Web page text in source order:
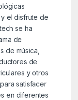
el disfrute de
se ha
de
de música,
de
y otros
satisfacer
en diferentes